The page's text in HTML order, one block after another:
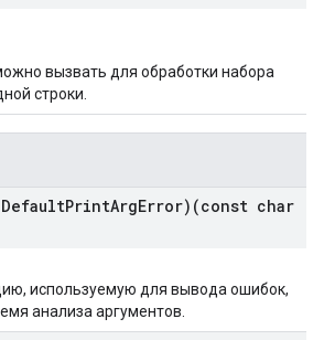
вызвать для обработки набора
строки.
PrintArgError)(const char
используемую для вывода ошибок,
анализа аргументов.